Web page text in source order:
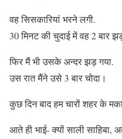
वह सिसकारियां भरने लगी.
30 मिनट की चुदाई में वह 2 बार
फिर मैं भी उसके अन्दर झड़ गया.
उस रात मैंने उसे 3 बार चोदा।
कुछ दिन बाद हम चारों शहर के
आते ही भाई- क्यों साली साहिबा,